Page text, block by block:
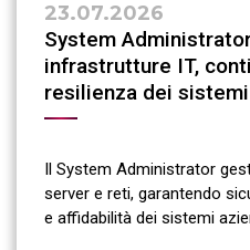
23.07.2026
System
infrastrutture IT,
resilienza dei
Il System Administrator
server e reti, garantendo
e affidabilità dei sistemi